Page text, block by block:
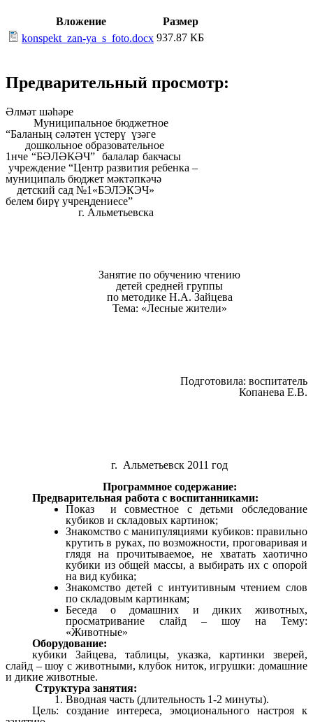
Вложение
Размер
konspekt_zan-ya_s_foto.docx 937.87 КБ
Предварительный просмотр:
Әлмәт шәһәре
Муниципальное бюджетное
“Баланың сәләтен үстерү үзәге
дошкольное образовательное
1нче “БӘЛӘКӘЧ” балалар бакчасы
учреждение “Центр развития ребенка –
муниципаль бюджет мәктәпкәчә
детский сад №1«БЭЛЭКЭЧ»
белем бирү учреңдениесе”
г. Альметьевска
Занятие по обучению чтению
детей средней группы
по методике Н.А. Зайцева
Тема: «Лесные жители»
Подготовила: воспитатель
Копанева Е.В.
г. Альметьевск 2011 год
Программное содержание:
Предварительная работа с воспитанниками:
Показ и совместное с детьми обследование
кубиков и складовых картинок;
Знакомство с манипуляциями кубиков: правильно
крутить в руках, по возможности, проговаривая и
глядя на прочитываемое, не хватать хаотично
кубики из общей массы, а выбирать их с опорой
на вид кубика;
Знакомство детей с интуитивным чтением слов
по складовым картинкам;
Беседа о домашних и диких животных,
просматривание слайд – шоу на Тему:
«Животные»
Оборудование:
кубики Зайцева, таблицы, указка, картинки зверей,
слайд – шоу с животными, клубок ниток, игрушки: домашние
и дикие животные.
Структура занятия:
Вводная часть (длительность 1-2 минуты).
Цель: создание интереса, эмоционального настроя к